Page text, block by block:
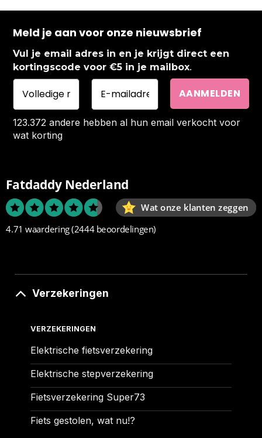
Meld je aan voor onze nieuwsbrief
Vul je email adres in en je krijgt direct een
kortingscode voor €5 in je mailbox.
123.372 andere hebben al hun email verkocht voor
wat korting
Fatdaddy Nederland
Wat onze klanten zeggen
4.71 waardering(2444 beoordelingen)
Verzekeringen
VERZEKERINGEN
Elektrische fietsverzekering
Elektrische stepverzekering
Fietsverzekering Super73
Fiets gestolen, wat nu!?